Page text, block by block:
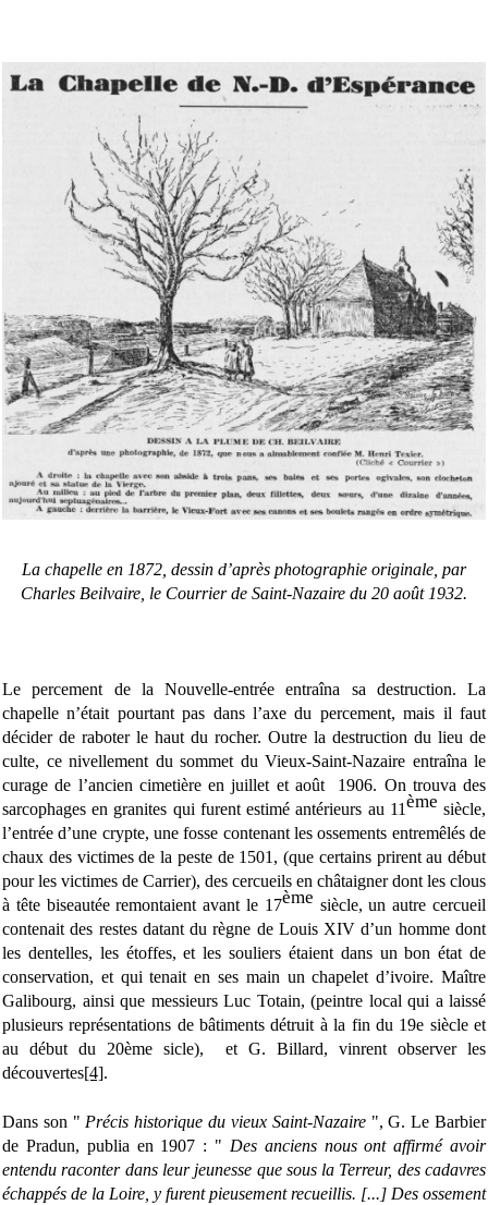
La chapelle en 1872, dessin d’après photographie originale, par
Charles Beilvaire, le Courrier de Saint-Nazaire du 20 août 1932.
Le percement de la Nouvelle-entrée entraîna sa destruction. La
chapelle n’était pourtant pas dans l’axe du percement, mais il faut
décider de raboter le haut du rocher. Outre la destruction du lieu de
culte, ce nivellement du sommet du Vieux-Saint-Nazaire entraîna le
curage de l’ancien cimetière en juillet et août
1906. On trouva des
sarcophages en granites qui furent estimé antérieurs au 11ème siècle,
l’entrée d’une crypte, une fosse contenant les ossements entremêlés de
chaux des victimes de la peste de 1501, (que certains prirent au début
pour les victimes de Carrier), des cercueils en châtaigner dont les clous
à tête biseautée remontaient avant le 17ème siècle, un autre cercueil
contenait des restes datant du règne de Louis XIV d’un homme dont
les dentelles, les étoffes, et les souliers étaient dans un bon état de
conservation, et qui tenait en ses main un chapelet d’ivoire. Maître
Galibourg, ainsi que messieurs Luc Totain, (peintre local qui a laissé
plusieurs représentations de bâtiments détruit à la fin du 19e siècle et
au début du 20ème sicle), et G. Billard, vinrent observer les
découvertes[4].
Dans son " Précis historique du vieux Saint-Nazaire ", G. Le Barbier
de Pradun, publia en 1907 : " Des anciens nous ontaffirméavoir
entendu raconter dans leur jeunesse que sous la Terreur, des cadavres
échappés de la Loire, y furent pieusementrecueillis. [...] Des ossement